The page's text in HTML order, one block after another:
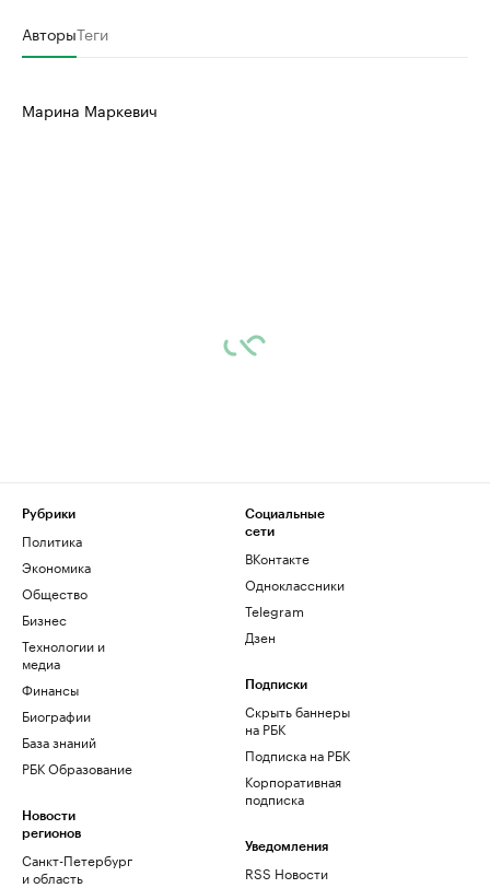
АвторыТеги
Марина Маркевич
Рубрики
Политика
Экономика
Общество
Бизнес
Технологии и
медиа
Финансы
Биографии
База знаний
РБК Образование
Новости
регионов
Санкт-Петербург
и область
Социальные
сети
ВКонтакте
Одноклассники
Telegram
Дзен
Подписки
Скрыть баннеры
на РБК
Подписка на РБК
Корпоративная
подписка
Уведомления
RSS Новости